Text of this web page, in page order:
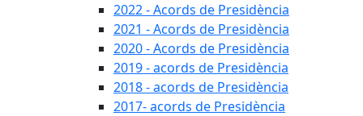
2022 - Acords de Presidència
2021 - Acords de Presidència
2020 - Acords de Presidència
2019 - acords de Presidència
2018 - acords de Presidència
2017- acords de Presidència